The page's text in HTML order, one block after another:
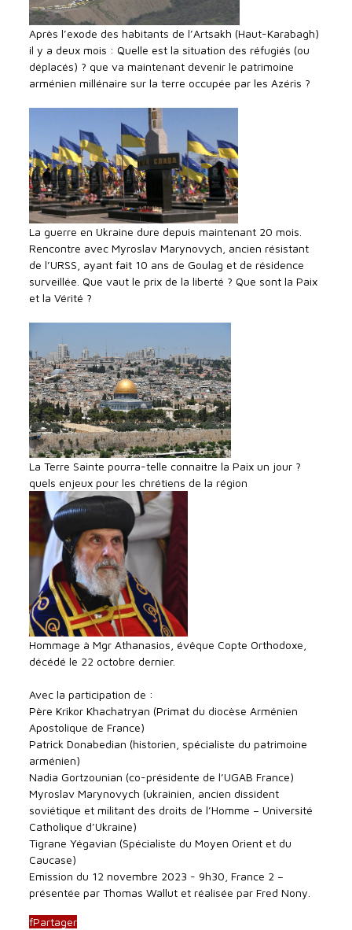
Après l’exode des habitants de l’Artsakh (Haut-Karabagh)
il y a deux mois : Quelle est la situation des réfugiés (ou
déplacés) ? que va maintenant devenir le patrimoine
arménien millénaire sur la terre occupée par les Azéris ?
La guerre en Ukraine dure depuis maintenant 20 mois.
Rencontre avec Myroslav Marynovych, ancien résistant
de l’URSS, ayant fait 10 ans de Goulag et de résidence
surveillée. Que vaut le prix de la liberté ? Que sont la Paix
et la Vérité ?
La Terre Sainte pourra-telle connaitre la Paix un jour ?
quels enjeux pour les chrétiens de la région
Hommage à Mgr Athanasios, évêque Copte Orthodoxe,
décédé le 22 octobre dernier.
Avec la participation de :
Père Krikor Khachatryan (Primat du diocèse Arménien
Apostolique de France)
Patrick Donabedian (historien, spécialiste du patrimoine
arménien)
Nadia Gortzounian (co-présidente de l’UGAB France)
Myroslav Marynovych (ukrainien, ancien dissident
soviétique et militant des droits de l’Homme – Université
Catholique d’Ukraine)
Tigrane Yégavian (Spécialiste du Moyen Orient et du
Caucase)
Emission du 12 novembre 2023 - 9h30, France 2 –
présentée par Thomas Wallut et réalisée par Fred Nony.
fPartager